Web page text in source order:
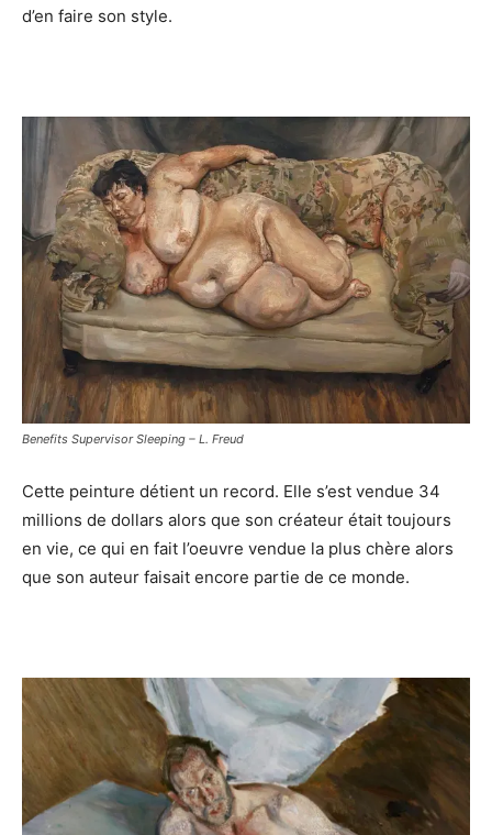
d’en faire son style.
Benefits Supervisor Sleeping – L. Freud
Cette peinture détient un record. Elle s’est vendue 34
millions de dollars alors que son créateur était toujours
en vie, ce qui en fait l’oeuvre vendue la plus chère alors
que son auteur faisait encore partie de ce monde.